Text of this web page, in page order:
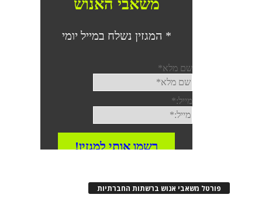
פורטל משאבי אנוש ברשתות החברתיות